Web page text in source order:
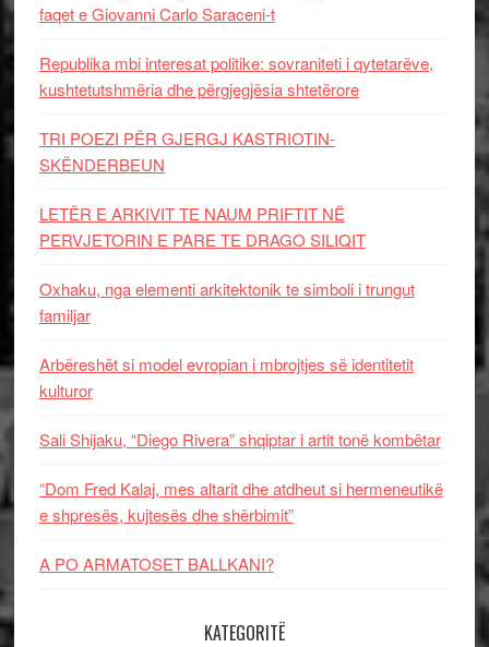
faqet e Giovanni Carlo Saraceni-t
Republika mbi interesat politike: sovraniteti i qytetarëve,
kushtetutshmëria dhe përgjegjësia shtetërore
TRI POEZI PËR GJERGJ KASTRIOTIN-
SKËNDERBEUN
LETËR E ARKIVIT TE NAUM PRIFTIT NË
PERVJETORIN E PARE TE DRAGO SILIQIT
Oxhaku, nga elementi arkitektonik te simboli i trungut
familjar
Arbëreshët si model evropian i mbrojtjes së identitetit
kulturor
Sali Shijaku, “Diego Rivera” shqiptar i artit tonë kombëtar
“Dom Fred Kalaj, mes altarit dhe atdheut si hermeneutikë
e shpresës, kujtesës dhe shërbimit”
A PO ARMATOSET BALLKANI?
KATEGORITË